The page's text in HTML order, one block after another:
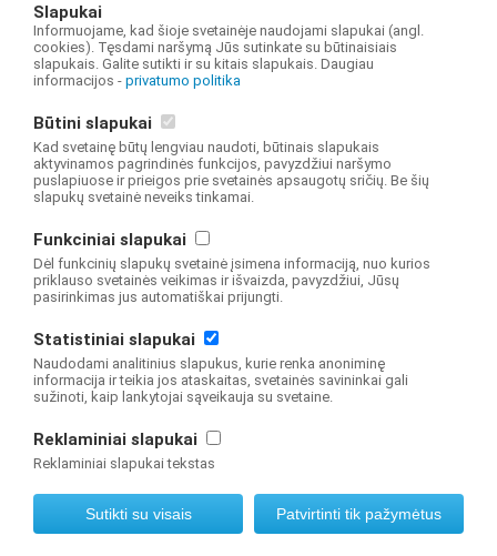
© 2019 NŠA Švietimo valdymo informacinė sistema Visos teisės saugomos
Slapukai
Informuojame, kad šioje svetainėje naudojami slapukai (angl.
cookies). Tęsdami naršymą Jūs sutinkate su būtinaisiais
slapukais. Galite sutikti ir su kitais slapukais. Daugiau
informacijos - privatumo politika
Būtini slapukai
Kad svetainę būtų lengviau naudoti, būtinais slapukais
aktyvinamos pagrindinės funkcijos, pavyzdžiui naršymo
puslapiuose ir prieigos prie svetainės apsaugotų sričių. Be šių
slapukų svetainė neveiks tinkamai.
Funkciniai slapukai
Dėl funkcinių slapukų svetainė įsimena informaciją, nuo kurios
priklauso svetainės veikimas ir išvaizda, pavyzdžiui, Jūsų
pasirinkimas jus automatiškai prijungti.
Statistiniai slapukai
Naudodami analitinius slapukus, kurie renka anoniminę
informacija ir teikia jos ataskaitas, svetainės savininkai gali
sužinoti, kaip lankytojai sąveikauja su svetaine.
Reklaminiai slapukai
Reklaminiai slapukai tekstas
Sutikti su visais Patvirtinti tik pažymėtus